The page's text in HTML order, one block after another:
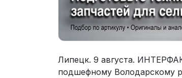
Липецк. 9 августа.
подшефному Володарскому